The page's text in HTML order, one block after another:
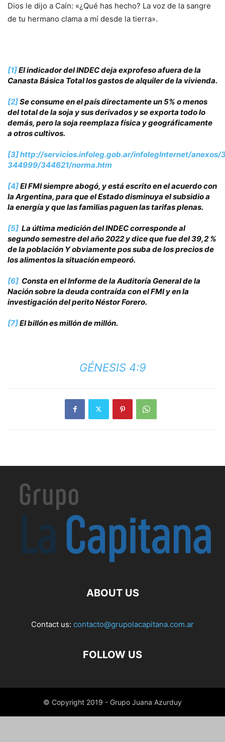
Dios le dijo a Caín: «¿Qué has hecho? La voz de la sangre
de tu hermano clama a mí desde la tierra».
[1]El indicador del INDEC deja exprofeso afuera de la
Canasta Básica Total los gastos de alquiler de la vivienda.
[2]Se consume en el país directamente un 5% o menos
del total de la soja y sus derivados y se exporta todo lo
demás, pero la soja reemplaza física y geográficamente
a otros cultivos.
[3]http://servicios.infoleg.gob.ar/infolegInternet/anexos/
344999/344621/norma.htm
[4]El FMI siempre abogó, y está escrito en el acuerdo con
la Argentina, para que el Estado disminuya el subsidio a
la energía y que las familias paguen las tarifas plenas.
[5] La última medición del INDEC corresponde al
segundo semestre del año 2022 y dice que fue del 39,2 %
de la población Y obviamente pos suba de los precios de
los alimentos la situación empeoró.
[6] Consta en el Informe de la Auditoría General de la
Nación sobre la deuda contraída con el FMI y en la
investigación del perito Néstor Forero.
[7]El billón es millón de millón.
GÉNESIS 4:9
ABOUT US
Contact us: contacto@grupolacapitana.com.ar
FOLLOW US
© Copyright 2019 - Grupo Juana Azurduy